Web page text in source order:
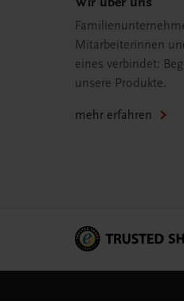
Mitarbeiterinnen
eines verbindet:
unsere Produkte.
mehr erfahren